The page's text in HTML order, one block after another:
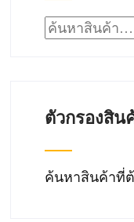
ค้นหา:
ตัวกรองสิน
ค้นหาสินค้าที่